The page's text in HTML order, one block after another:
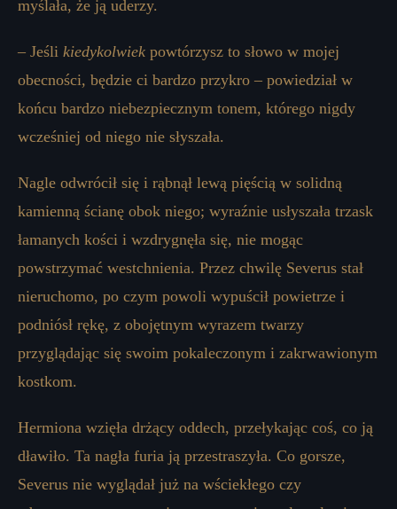
myślała, że ​​ją uderzy.
– Jeśli kiedykolwiek powtórzysz to słowo w mojej
obecności, będzie ci bardzo przykro – powiedział w
końcu bardzo niebezpiecznym tonem, którego nigdy
wcześniej od niego nie słyszała.
Nagle odwrócił się i rąbnął lewą pięścią w solidną
kamienną ścianę obok niego; wyraźnie usłyszała trzask
łamanych kości i wzdrygnęła się, nie mogąc
powstrzymać westchnienia. Przez chwilę Severus stał
nieruchomo, po czym powoli wypuścił powietrze i
podniósł rękę, z obojętnym wyrazem twarzy
przyglądając się swoim pokaleczonym i zakrwawionym
kostkom.
Hermiona wzięła drżący oddech, przełykając coś, co ją
dławiło. Ta nagła furia ją przestraszyła. Co gorsze,
Severus nie wyglądał już na wściekłego czy